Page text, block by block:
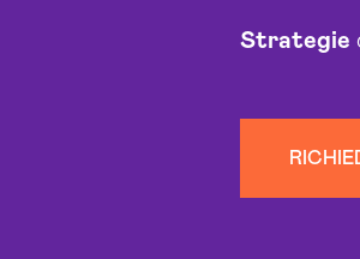
Strategie